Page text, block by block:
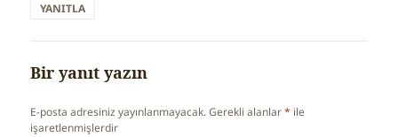
YANITLA
Bir yanıt yazın
E-posta adresiniz yayınlanmayacak. Gerekli alanlar* ile
işaretlenmişlerdir